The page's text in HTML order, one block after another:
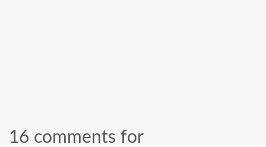
16 comments for